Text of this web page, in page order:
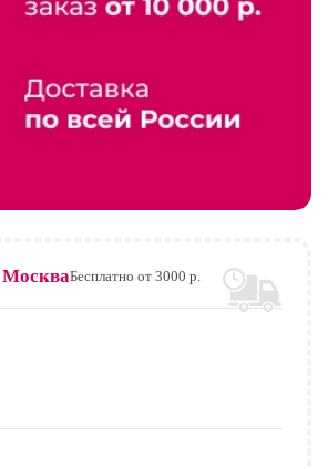
МоскваБесплатно от 3000 р.